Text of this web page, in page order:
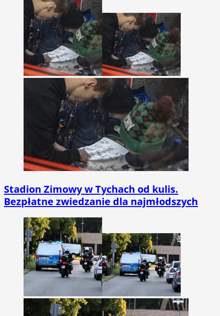
Stadion Zimowy w Tychach od kulis.
Bezpłatne zwiedzanie dla najmłodszych